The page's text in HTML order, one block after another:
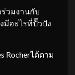
ร่วมงานกับ
มีอะไรที่ปั๊วปัง
Rocherได้ตาม